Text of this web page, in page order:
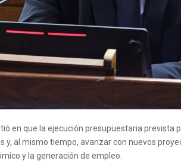
en que la ejecución presupuestaria prevista
y, al mismo tiempo, avanzar con nuevos
y la generación de empleo.